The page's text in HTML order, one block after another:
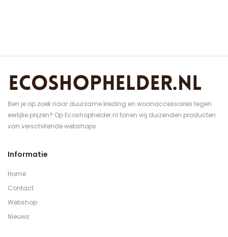
Ben je op zoek naar duurzame kleding en woonaccessoires tegen
eerlijke prijzen? Op Ecoshophelder.nl tonen wij duizenden producten
van verschillende webshops.
Informatie
Home
Contact
Webshop
Nieuws